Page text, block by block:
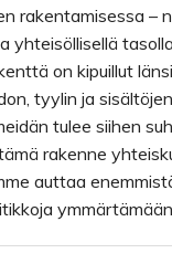
rakentamisessa –
yhteisöllisellä
on kipuillut
tyylin ja
tulee siihen
rakenne
auttaa